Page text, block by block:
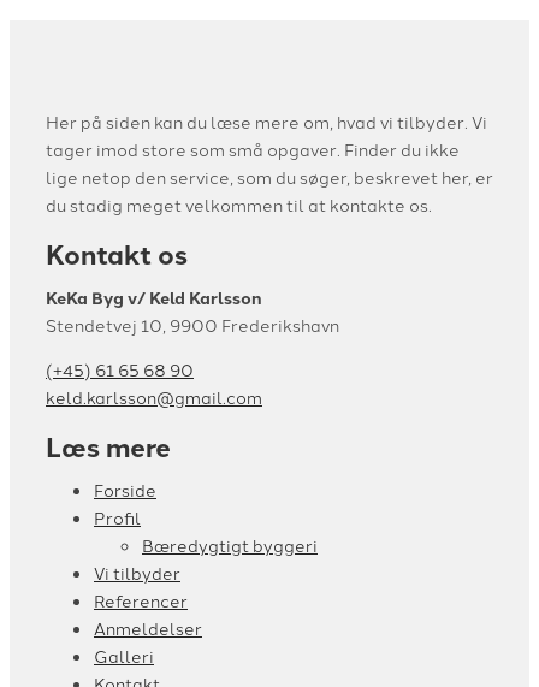
Her på siden kan du læse mere om, hvad vi tilbyder. Vi
tager imod store som små opgaver. Finder du ikke
lige netop den service, som du søger, beskrevet her, er
du stadig meget velkommen til at kontakte os.
Kontakt os
KeKa Byg v/ Keld Karlsson
Stendetvej 10, 9900 Frederikshavn
(+45) 61 65 68 90
keld.karlsson@gmail.com
Læs mere
Forside
Profil
Bæredygtigt byggeri
Vi tilbyder
Referencer
Anmeldelser
Galleri